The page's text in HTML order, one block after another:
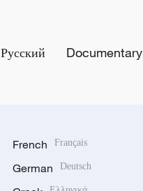
Русский Documentary
French Français
German Deutsch